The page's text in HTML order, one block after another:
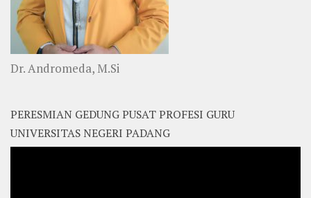
Dr. Andromeda, M.Si
PERESMIAN GEDUNG PUSAT PROFESI GURU
UNIVERSITAS NEGERI PADANG